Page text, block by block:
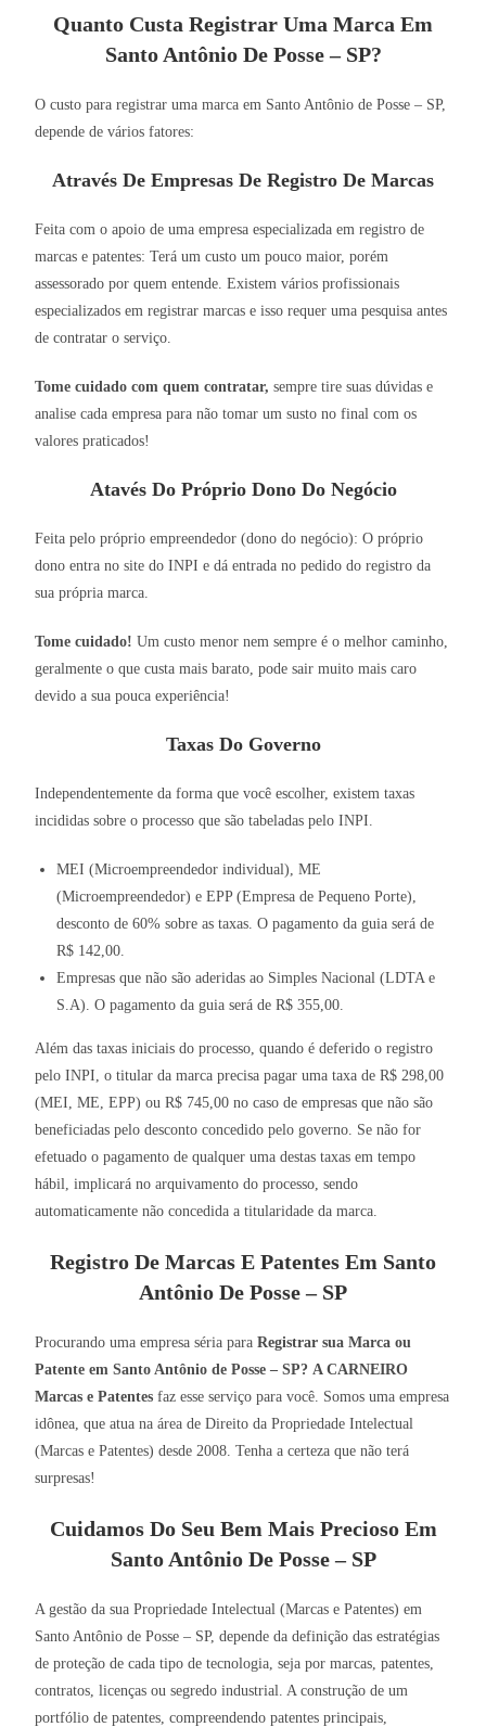
Quanto Custa Registrar Uma Marca Em
Santo Antônio De Posse – SP?
O custo para registrar uma marca em Santo Antônio de Posse – SP,
depende de vários fatores:
Através De Empresas De Registro De Marcas
Feita com o apoio de uma empresa especializada em registro de
marcas e patentes: Terá um custo um pouco maior, porém
assessorado por quem entende. Existem vários profissionais
especializados em registrar marcas e isso requer uma pesquisa antes
de contratar o serviço.
Tome cuidado com quem contratar, sempre tire suas dúvidas e
analise cada empresa para não tomar um susto no final com os
valores praticados!
Atavés Do Próprio Dono Do Negócio
Feita pelo próprio empreendedor (dono do negócio): O próprio
dono entra no site do INPI e dá entrada no pedido do registro da
sua própria marca.
Tome cuidado! Um custo menor nem sempre é o melhor caminho,
geralmente o que custa mais barato, pode sair muito mais caro
devido a sua pouca experiência!
Taxas Do Governo
Independentemente da forma que você escolher, existem taxas
incididas sobre o processo que são tabeladas pelo INPI.
MEI (Microempreendedor individual), ME
(Microempreendedor) e EPP (Empresa de Pequeno Porte),
desconto de 60% sobre as taxas. O pagamento da guia será de
R$ 142,00.
Empresas que não são aderidas ao Simples Nacional (LDTA e
S.A). O pagamento da guia será de R$ 355,00.
Além das taxas iniciais do processo, quando é deferido o registro
pelo INPI, o titular da marca precisa pagar uma taxa de R$ 298,00
(MEI, ME, EPP) ou R$ 745,00 no caso de empresas que não são
beneficiadas pelo desconto concedido pelo governo. Se não for
efetuado o pagamento de qualquer uma destas taxas em tempo
hábil, implicará no arquivamento do processo, sendo
automaticamente não concedida a titularidade da marca.
Registro De Marcas E Patentes Em Santo
Antônio De Posse – SP
Procurando uma empresa séria paraRegistrar sua Marca ou
Patente em Santo Antônio de Posse – SP? A CARNEIRO
Marcas e Patentes faz esse serviço para você. Somos uma empresa
idônea, que atua na área de Direito da Propriedade Intelectual
(Marcas e Patentes) desde 2008. Tenha a certeza que não terá
surpresas!
Cuidamos Do Seu Bem Mais Precioso Em
Santo Antônio De Posse – SP
A gestão da sua Propriedade Intelectual (Marcas e Patentes) em
Santo Antônio de Posse – SP, depende da definição das estratégias
de proteção de cada tipo de tecnologia, seja por marcas, patentes,
contratos, licenças ou segredo industrial. A construção de um
portfólio de patentes, compreendendo patentes principais,